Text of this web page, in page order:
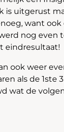
is uitgerust
want
nog even
eindresultaat!
ook weer
als de 1ste
wat de